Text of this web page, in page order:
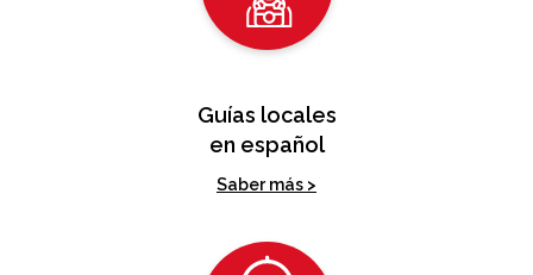
Guías locales
en español
Saber más >